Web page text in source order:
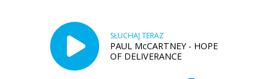
SŁUCHAJ TERAZ
PAUL McCARTNEY - HOPE
OF DELIVERANCE